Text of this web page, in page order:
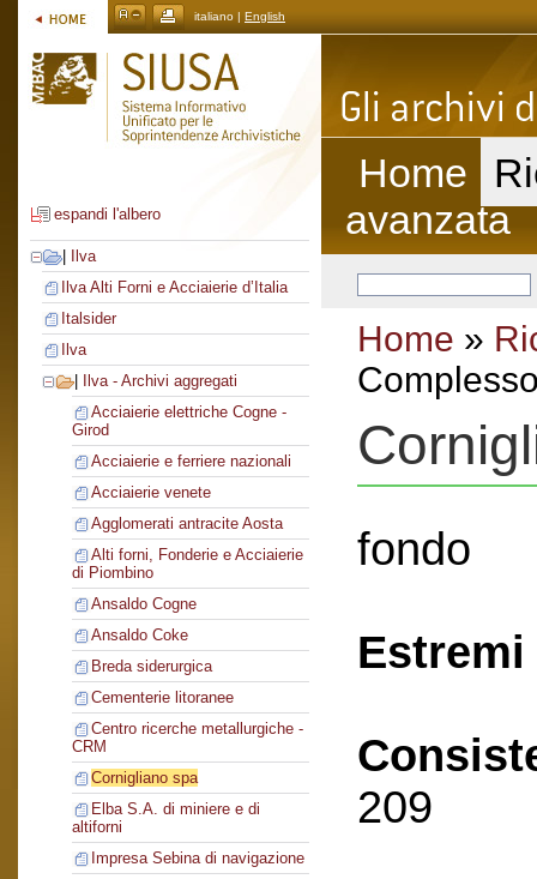
italiano | English
espandi l'albero
Ilva
Ilva Alti Forni e Acciaierie d’Italia
Italsider
Ilva
Ilva - Archivi aggregati
Acciaierie elettriche Cogne -
Girod
Acciaierie e ferriere nazionali
Acciaierie venete
Agglomerati antracite Aosta
Alti forni, Fonderie e Acciaierie
di Piombino
Ansaldo Cogne
Ansaldo Coke
Breda siderurgica
Cementerie litoranee
Centro ricerche metallurgiche -
CRM
Cornigliano spa
Elba S.A. di miniere e di
altiforni
Impresa Sebina di navigazione
Home
avanzata
Home »
fondo
209